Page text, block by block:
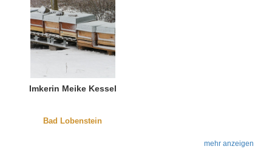
Imkerin Meike Kessel
Bad Lobenstein
mehr anzeigen